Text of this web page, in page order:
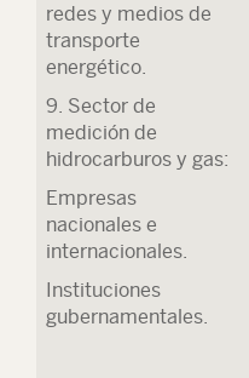
redes y medios de
transporte
energético.
9. Sector de
medición de
hidrocarburos y gas:
Empresas
nacionales e
internacionales.
Instituciones
gubernamentales.